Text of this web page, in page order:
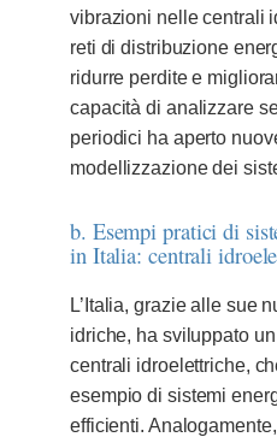
vibrazioni nelle centrali
reti di distribuzione
ridurre perdite e
capacità di analizzare
periodici ha aperto
modellizzazione dei
b. Esempi pratici di
in Italia: centrali
L’Italia, grazie alle sue
idriche, ha sviluppato
centrali idroelettriche,
esempio di sistemi
efficienti.